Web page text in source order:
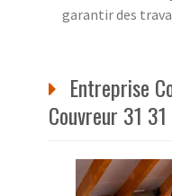
garantir des
Entreprise
Couvreur 31 31